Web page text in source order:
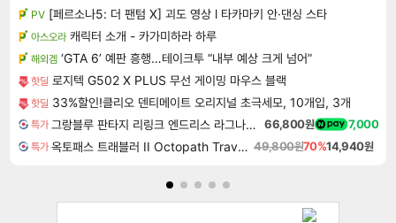
PV [페르소나5: 더 팬텀 X] 괴도 영상 l 타카마키 안·댄싱 스타
아스오라 캐릭터 소개 - 카가미하라 하루
해외겜 ‘GTA 6’ 예판 흥행…테이크투 “내부 예상 크게 넘어”
핫딜 로지텍 G502 X PLUS 무선 게이밍 마우스 블랙
핫딜 33%할인!클리오 덴티메이트 오리지널 초극세모, 10개입, 3개
특가 그랑블루 판타지 리링크 엔드리스 라그나로크 Granblue Fantasy Relink Endless Ragnarok 66,800원 7,000
특가 옥토패스 트래블러 II Octopath Traveler II 49,800원70%14,940원